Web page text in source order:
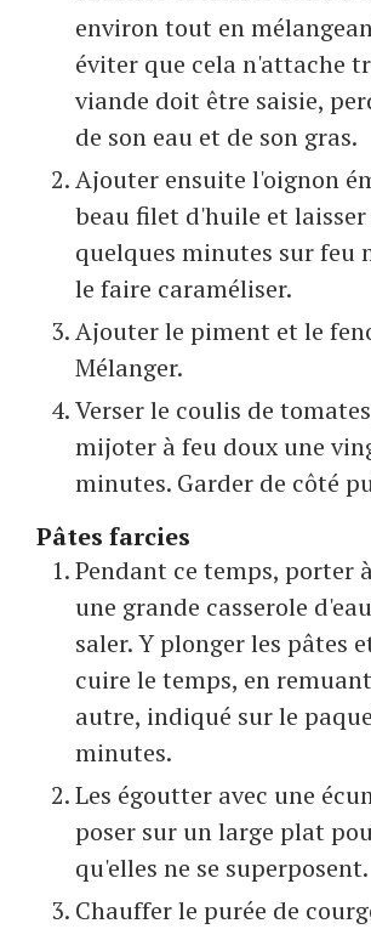
environ tout en
éviter que cela n'attache
viande doit être saisie,
de son eau et de son gras.
Ajouter ensuite l'oignon
beau filet d'huile et
quelques minutes sur feu
le faire caraméliser.
Ajouter le piment et le
Mélanger.
Verser le coulis de
mijoter à feu doux une
minutes. Garder de côté
Pâtes farcies
Pendant ce temps, porter
une grande casserole
saler. Y plonger les pâtes
cuire le temps, en
autre, indiqué sur le
minutes.
Les égoutter avec une
poser sur un large plat
qu'elles ne se superposent.
Chauffer le purée de